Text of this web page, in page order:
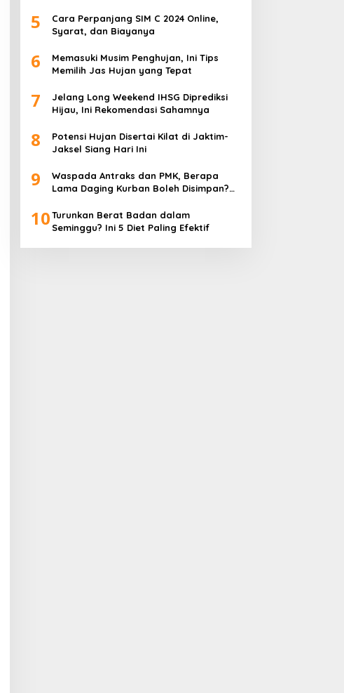
5
Cara Perpanjang SIM C 2024 Online,
Syarat, dan Biayanya
6
Memasuki Musim Penghujan, Ini Tips
Memilih Jas Hujan yang Tepat
7
Jelang Long Weekend IHSG Diprediksi
Hijau, Ini Rekomendasi Sahamnya
8
Potensi Hujan Disertai Kilat di Jaktim-
Jaksel Siang Hari Ini
9
Waspada Antraks dan PMK, Berapa
Lama Daging Kurban Boleh Disimpan?
10Turunkan Berat Badan dalam
Seminggu? Ini 5 Diet Paling Efektif